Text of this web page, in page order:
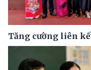
Tăng cường liên